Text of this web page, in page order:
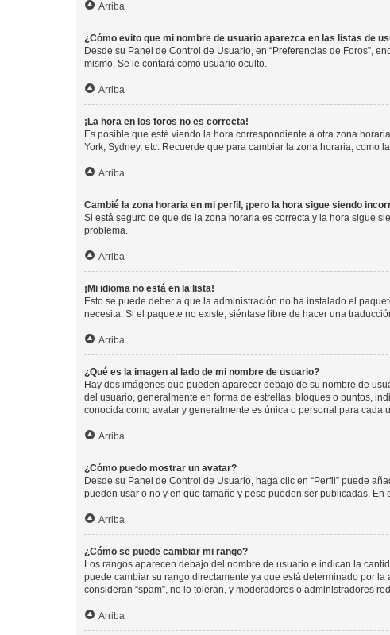
Arriba
¿Cómo evito que mi nombre de usuario aparezca en las listas de
Desde su Panel de Control de Usuario, en “Preferencias de Foros”,
mismo. Se le contará como usuario oculto.
Arriba
¡La hora en los foros no es correcta!
Es posible que esté viendo la hora correspondiente a otra zona
York, Sydney, etc. Recuerde que para cambiar la zona horaria, como
Arriba
Cambié la zona horaria en mi perfil, ¡pero la hora sigue siendo
Si está seguro de que de la zona horaria es correcta y la hora sigue
problema.
Arriba
¡Mi idioma no está en la lista!
Esto se puede deber a que la administración no ha instalado el
necesita. Si el paquete no existe, siéntase libre de hacer una
Arriba
¿Qué es la imagen al lado de mi nombre de usuario?
Hay dos imágenes que pueden aparecer debajo de su nombre de
del usuario, generalmente en forma de estrellas, bloques o puntos,
conocida como avatar y generalmente es única o personal para cada
Arriba
¿Cómo puedo mostrar un avatar?
Desde su Panel de Control de Usuario, haga clic en “Perfil” puede
pueden usar o no y en que tamaño y peso pueden ser publicadas.
Arriba
¿Cómo se puede cambiar mi rango?
Los rangos aparecen debajo del nombre de usuario e indican la
puede cambiar su rango directamente ya que está determinado por
consideran “spam”, no lo toleran, y moderadores o administradores
Arriba